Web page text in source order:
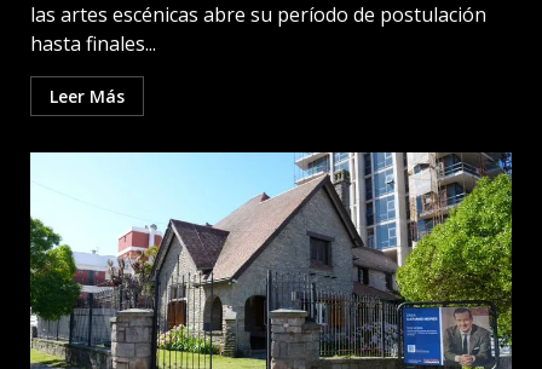
las artes escénicas abre su período de postulación
hasta finales...
Leer Más